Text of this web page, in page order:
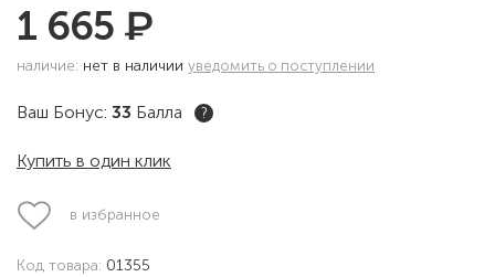
1 665 ₽
наличие: нет в наличии уведомить о поступлении
Ваш Бонус: 33 Балла ?
Купить в один клик
в избранное
Код товара: 01355